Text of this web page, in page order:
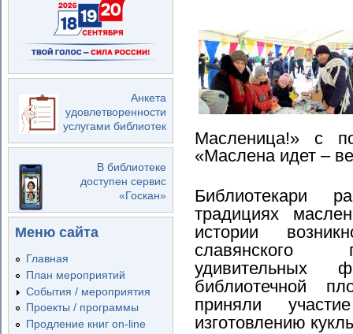
Анкета
удовлетворенности
услугами библиотек
В библиотеке
доступен сервис
«Госкан»
Меню сайта
Главная
План мероприятий
События / мероприятия
Проекты / программы
Продление книг on-line
Масленица!» с
«Маслена идет –
Библиотекари
традициях
истории
славянского
библиотечной
приняли
изготовлению